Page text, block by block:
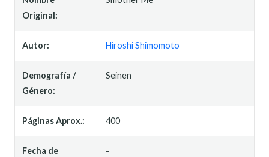
Original:
Autor: Hiroshi Shimomoto
Demografía /
Género:
Seinen
Páginas Aprox.: 400
Fecha de
-